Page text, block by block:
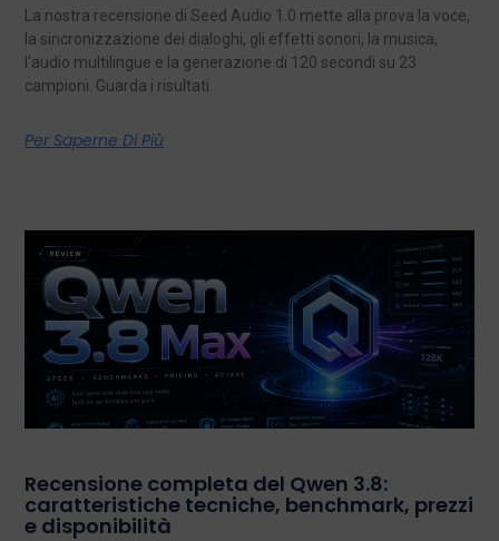
La nostra recensione di Seed Audio 1.0 mette alla prova la voce,
la sincronizzazione dei dialoghi, gli effetti sonori, la musica,
l'audio multilingue e la generazione di 120 secondi su 23
campioni. Guarda i risultati.
Per Saperne Di Più
Recensione completa del Qwen 3.8:
caratteristiche tecniche, benchmark, prezzi
e disponibilità